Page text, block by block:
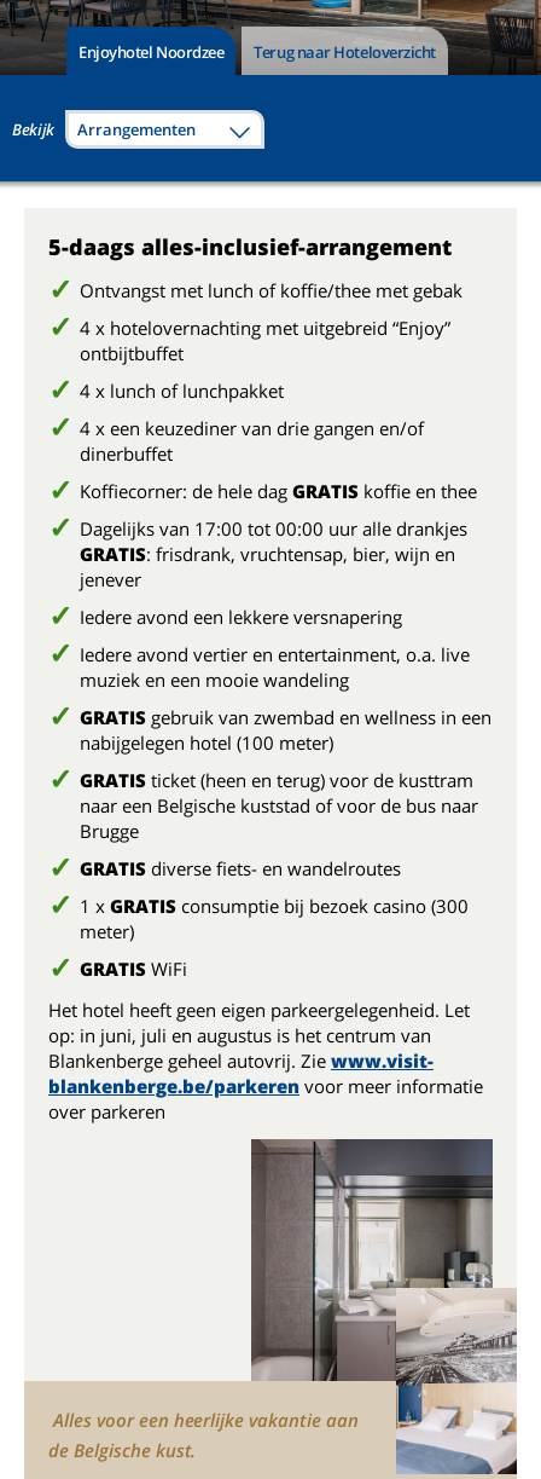
Enjoyhotel Noordzee Terug naar Hoteloverzicht
Bekijk Arrangementen
5-daags alles-inclusief-arrangement
Ontvangst met lunch of koffie/thee met gebak
4 x hotelovernachting met uitgebreid “Enjoy”
ontbijtbuffet
4 x lunch of lunchpakket
4 x een keuzediner van drie gangen en/of
dinerbuffet
Koffiecorner: de hele dag GRATIS koffie en thee
Dagelijks van 17:00 tot 00:00 uur alle drankjes
GRATIS: frisdrank, vruchtensap, bier, wijn en
jenever
Iedere avond een lekkere versnapering
Iedere avond vertier en entertainment, o.a. live
muziek en een mooie wandeling
GRATIS gebruik van zwembad en wellness in een
nabijgelegen hotel (100 meter)
GRATIS ticket (heen en terug) voor de kusttram
naar een Belgische kuststad of voor de bus naar
Brugge
GRATIS diverse fiets- en wandelroutes
1 x GRATIS consumptie bij bezoek casino (300
meter)
GRATIS WiFi
Het hotel heeft geen eigen parkeergelegenheid. Let
op: in juni, juli en augustus is het centrum van
Blankenberge geheel autovrij. Zie www.visit-
blankenberge.be/parkeren voor meer informatie
over parkeren
Alles voor een heerlijke vakantie aan
de Belgische kust.